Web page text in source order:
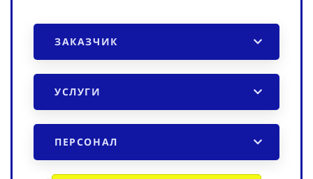
ЗАКАЗЧИК
УСЛУГИ
ПЕРСОНАЛ